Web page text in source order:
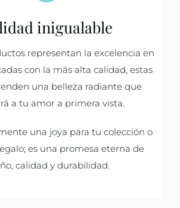
inigualable
representan la excelencia en
con la más alta calidad, estas
una belleza radiante que
a tu amor a primera vista.
una joya para tu colección o
es una promesa eterna de
calidad y durabilidad.